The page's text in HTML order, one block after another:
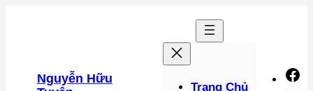
Nguyễn Hữu
Trang Chủ